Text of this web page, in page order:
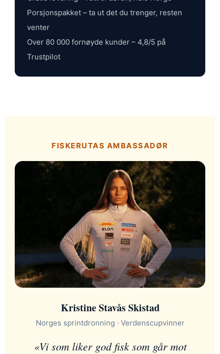
Porsjonspakket – ta ut det du trenger, resten
venter
Over 80 000 fornøyde kunder – 4,8/5 på
Trustpilot
FISKERUTAS AMBASSADØR
Kristine Stavås Skistad
Norges sprintdronning · Verdenscupvinner
«Vi som liker god fisk som går mot